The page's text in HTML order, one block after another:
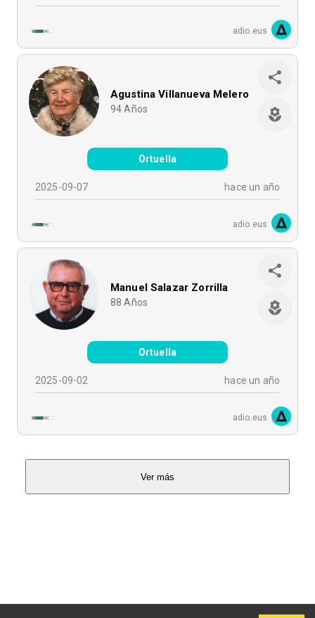
adio.eus
Agustina Villanueva Melero
94 Años
Ortuella
2025-09-07 hace un año
adio.eus
Manuel Salazar Zorrilla
88 Años
Ortuella
2025-09-02 hace un año
adio.eus
Ver más